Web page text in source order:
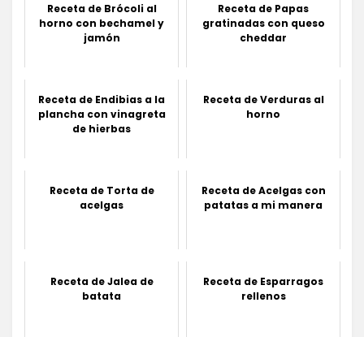
Receta de Brócoli al
horno con bechamel y
jamón
Receta de Papas
gratinadas con queso
cheddar
Receta de Endibias a la
plancha con vinagreta
de hierbas
Receta de Verduras al
horno
Receta de Torta de
acelgas
Receta de Acelgas con
patatas a mi manera
Receta de Jalea de
batata
Receta de Esparragos
rellenos